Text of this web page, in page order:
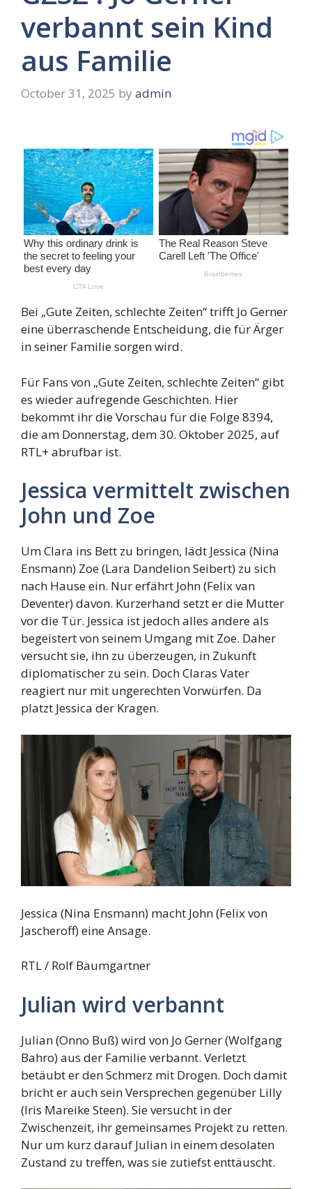
verbannt sein Kind
aus Familie
October 31, 2025 by admin
Bei „Gute Zeiten, schlechte Zeiten“ trifft Jo Gerner
eine überraschende Entscheidung, die für Ärger
in seiner Familie sorgen wird.
Für Fans von „Gute Zeiten, schlechte Zeiten“ gibt
es wieder aufregende Geschichten. Hier
bekommt ihr die Vorschau für die Folge 8394,
die am Donnerstag, dem 30. Oktober 2025, auf
RTL+ abrufbar ist.
Jessica vermittelt zwischen
John und Zoe
Um Clara ins Bett zu bringen, lädt Jessica (Nina
Ensmann) Zoe (Lara Dandelion Seibert) zu sich
nach Hause ein. Nur erfährt John (Felix van
Deventer) davon. Kurzerhand setzt er die Mutter
vor die Tür. Jessica ist jedoch alles andere als
begeistert von seinem Umgang mit Zoe. Daher
versucht sie, ihn zu überzeugen, in Zukunft
diplomatischer zu sein. Doch Claras Vater
reagiert nur mit ungerechten Vorwürfen. Da
platzt Jessica der Kragen.
Jessica (Nina Ensmann) macht John (Felix von
Jascheroff) eine Ansage.
RTL / Rolf Baumgartner
Julian wird verbannt
Julian (Onno Buß) wird von Jo Gerner (Wolfgang
Bahro) aus der Familie verbannt. Verletzt
betäubt er den Schmerz mit Drogen. Doch damit
bricht er auch sein Versprechen gegenüber Lilly
(Iris Mareike Steen). Sie versucht in der
Zwischenzeit, ihr gemeinsames Projekt zu retten.
Nur um kurz darauf Julian in einem desolaten
Zustand zu treffen, was sie zutiefst enttäuscht.